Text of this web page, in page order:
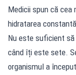
Medicii spun că
hidratarea
Nu este suficient
când îți este sete.
organismul a